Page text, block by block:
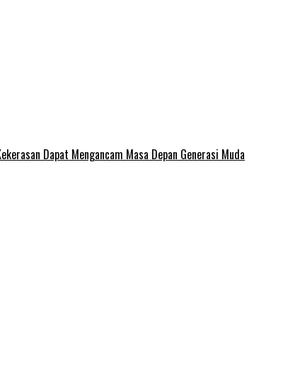
Dapat Mengancam Masa Depan Generasi Muda